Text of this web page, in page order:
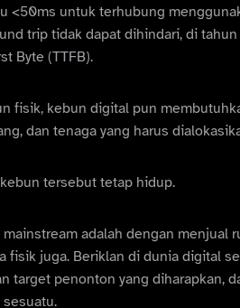
<50ms untuk terhubung
trip tidak dapat dihindari, di
Byte (TTFB).
fisik, kebun digital pun
dan tenaga yang harus
tersebut tetap hidup.
adalah dengan menjual
fisik juga. Beriklan di dunia digital
target penonton yang diharapkan,